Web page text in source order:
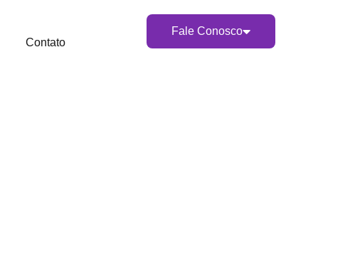
Contato
Fale Conosco